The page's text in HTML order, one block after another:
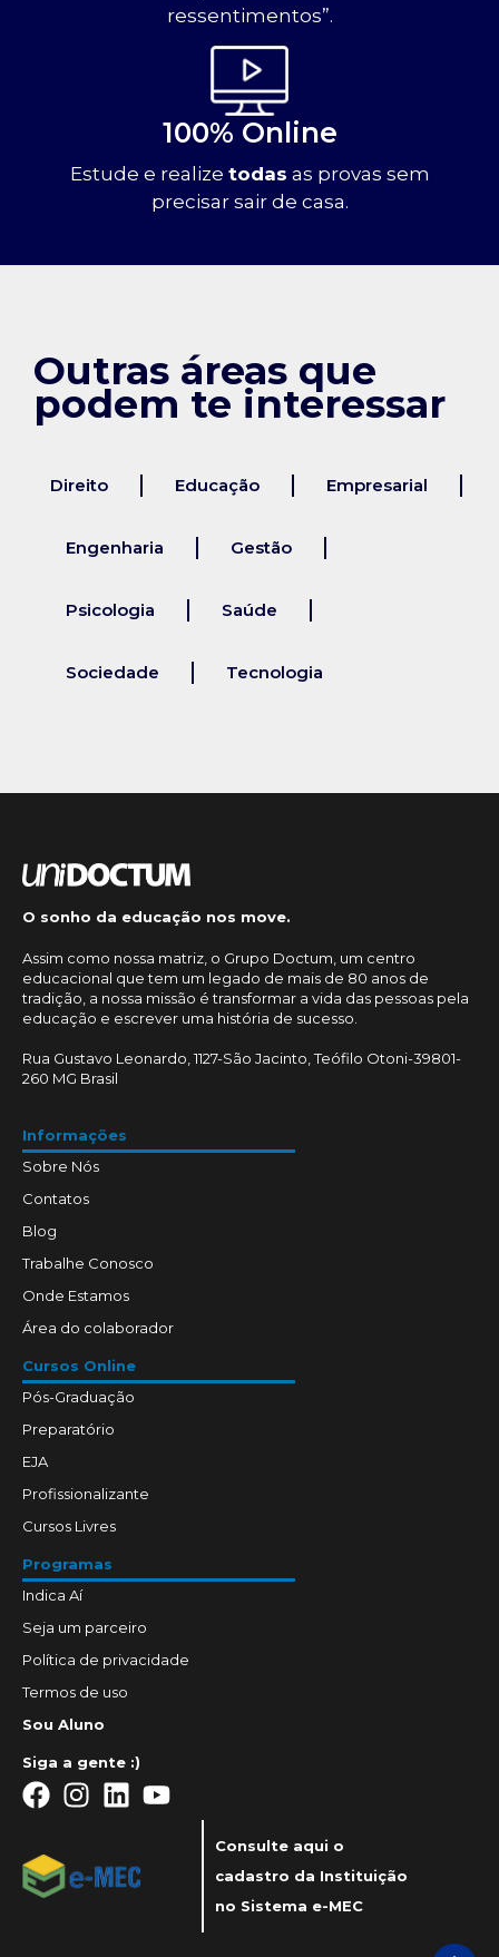
ressentimentos”.
100% Online
Estude e realize todas as provas sem
precisar sair de casa.
Outras áreas que
podem te interessar
Direito Educação Empresarial
Engenharia Gestão
Psicologia Saúde
Sociedade Tecnologia
O sonho da educação nos move.
Assim como nossa matriz, o Grupo Doctum, um centro
educacional que tem um legado de mais de 80 anos de
tradição, a nossa missão é transformar a vida das pessoas pela
educação e escrever uma história de sucesso.
Rua Gustavo Leonardo, 1127-São Jacinto, Teófilo Otoni-39801-
260 MG Brasil
Informações
Sobre Nós
Contatos
Blog
Trabalhe Conosco
Onde Estamos
Área do colaborador
Cursos Online
Pós-Graduação
Preparatório
EJA
Profissionalizante
Cursos Livres
Programas
Indica Aí
Seja um parceiro
Política de privacidade
Termos de uso
Sou Aluno
Siga a gente :)
Consulte aqui o
cadastro da Instituição
no Sistema e-MEC